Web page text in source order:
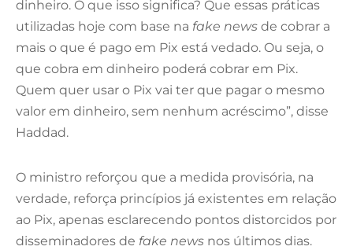
dinheiro. O que isso significa? Que essas práticas
utilizadas hoje com base na fake news de cobrar a
mais o que é pago em Pix está vedado. Ou seja, o
que cobra em dinheiro poderá cobrar em Pix.
Quem quer usar o Pix vai ter que pagar o mesmo
valor em dinheiro, sem nenhum acréscimo”, disse
Haddad.
O ministro reforçou que a medida provisória, na
verdade, reforça princípios já existentes em relação
ao Pix, apenas esclarecendo pontos distorcidos por
disseminadores de fake news nos últimos dias.